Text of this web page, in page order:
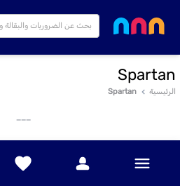
Spartan
الرئيسية Spartan